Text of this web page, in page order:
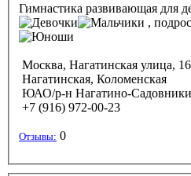
Гимнастика развивающая для
,
Москва, Нагатинская улица, 16
Нагатинская, Коломенская
ЮАО/р-н Нагатино-Садовники
+7 (916) 972-00-23
Отзывы: 0